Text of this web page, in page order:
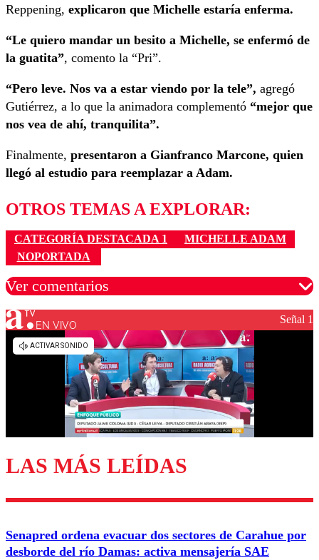
Reppening, explicaron que Michelle estaría enferma.
“Le quiero mandar un besito a Michelle, se enfermó de
la guatita”, comento la “Pri”.
“Pero leve. Nos va a estar viendo por la tele”, agregó
Gutiérrez, a lo que la animadora complementó “mejor que
nos vea de ahí, tranquilita”.
Finalmente, presentaron a Gianfranco Marcone, quien
llegó al estudio para reemplazar a Adam.
OTROS TEMAS A EXPLORAR:
CATEGORÍA DESTACADA 1
MICHELLE ADAM
NOPORTADA
Ver comentarios
Los comentarios son moderados para garantizar un
diálogo respetuoso.
Enviar comentario
EN VIVO Señal 1
LAS MÁS LEÍDAS
Senapred ordena evacuar dos sectores de Carahue por
desborde del río Damas: activa mensajería SAE